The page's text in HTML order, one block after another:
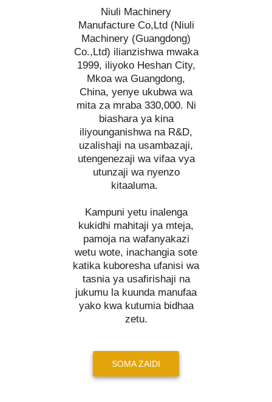
Niuli Machinery
Manufacture Co,Ltd (Niuli
Machinery (Guangdong)
Co.,Ltd) ilianzishwa mwaka
1999, iliyoko Heshan City,
Mkoa wa Guangdong,
China, yenye ukubwa wa
mita za mraba 330,000. Ni
biashara ya kina
iliyounganishwa na R&D,
uzalishaji na usambazaji,
utengenezaji wa vifaa vya
utunzaji wa nyenzo
kitaaluma.
Kampuni yetu inalenga
kukidhi mahitaji ya mteja,
pamoja na wafanyakazi
wetu wote, inachangia sote
katika kuboresha ufanisi wa
tasnia ya usafirishaji na
jukumu la kuunda manufaa
yako kwa kutumia bidhaa
zetu.
SOMA ZAIDI